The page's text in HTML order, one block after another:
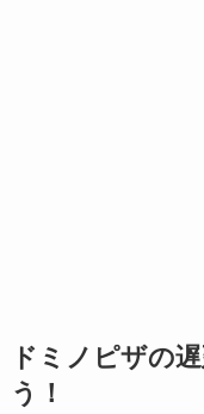
ドミノピザの
う！